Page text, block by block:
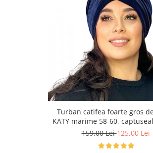
Turban catifea foarte gros
KATY marime 58-60, captuseala polar,
culoare bleomarin
159,00 Lei125,00 Lei